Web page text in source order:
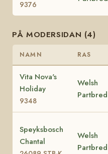
9376
PÅ MODERSIDAN (4)
NAMN RAS
Vita Nova's
Holiday
9348
Welsh
Partbred
Speyksbosch
Chantal
Welsh
Partbred